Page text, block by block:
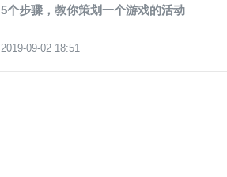
5个步骤，教你策划一个游戏的活动
2019-09-02 18:51